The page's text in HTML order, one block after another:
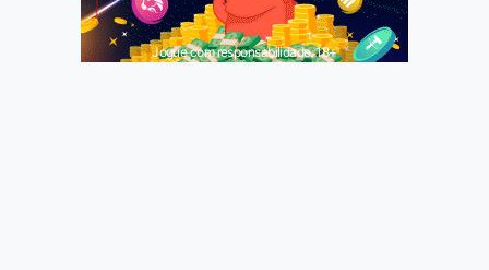
Jogue com responsabilidade. 18+